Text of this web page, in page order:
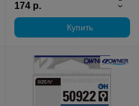
174 р.
Купить